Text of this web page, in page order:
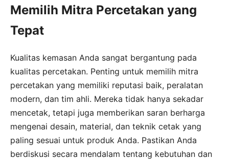
Memilih Mitra Percetakan yang
Tepat
Kualitas kemasan Anda sangat bergantung pada
kualitas percetakan. Penting untuk memilih mitra
percetakan yang memiliki reputasi baik, peralatan
modern, dan tim ahli. Mereka tidak hanya sekadar
mencetak, tetapi juga memberikan saran berharga
mengenai desain, material, dan teknik cetak yang
paling sesuai untuk produk Anda. Pastikan Anda
berdiskusi secara mendalam tentang kebutuhan dan